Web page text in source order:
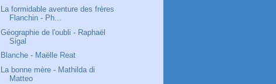
La formidable aventure des frères
Flanchin - Ph...
Géographie de l'oubli - Raphaël
Sigal
Blanche - Maëlle Reat
La bonne mère - Mathilda di
Matteo